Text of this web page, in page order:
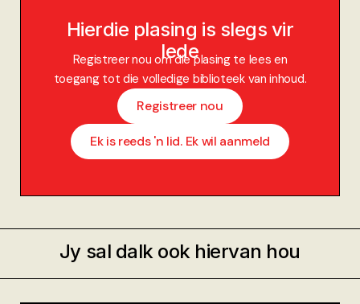
Hierdie plasing is slegs vir
lede
Registreer nou om die plasing te lees en
toegang tot die volledige biblioteek van inhoud.
Registreer nou
Ek is reeds 'n lid. Ek wil aanmeld
Jy sal dalk ook hiervan hou